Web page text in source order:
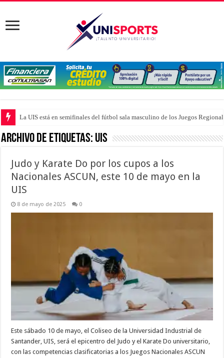
La UIS está en semifinales del fútbol sala masculino de los Juegos
Archivo de Etiquetas: UIS
Judo y Karate Do por los cupos a los
Nacionales ASCUN, este 10 de mayo en la
UIS
8 de mayo de 2025 0
Este sábado 10 de mayo, el Coliseo de la Universidad Industrial de
Santander, UIS, será el epicentro del Judo y el Karate Do universitario,
con las competencias clasificatorias a los Juegos Nacionales ASCUN